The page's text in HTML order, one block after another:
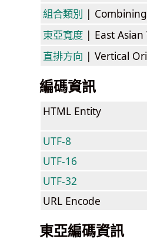
組合類別 |
東亞寬度 | East
直排方向 | Vertical
編碼資訊
HTML Entity
UTF-8
UTF-16
UTF-32
URL Encode
東亞編碼資訊